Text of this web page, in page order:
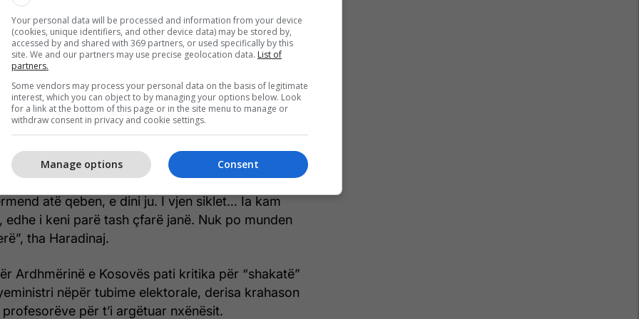
njëburimor, dymijë tenderë njëburimor.
është i paraparë në rast të ndonjë vërshimi,
ose ndonjë urgjence… Dy mijë tenderë
ka qejf të flasë dikush për tenderë njëburimor se
keni. Më sulmon mua, se nuk dëshiron të flasë
na është rritur çmimi dy herë. A ju ka ardhur
e energjisë e fryrë? Nuk ka qejf të flitet për
Ju e dini, s’kanë ardhur kurrë. Janë paguar, por
në Kosovë. I kanë dhënë milionat, por s’ka
një arsye tjetër, ai sidomos kur vjen në Klinë
atë qeben, e dini ju. I vjen siklet… Ia kam
edhe i keni parë tash çfarë janë. Nuk po munden
tha Haradinaj.
Ardhmërinë e Kosovës pati kritika për “shakatë”
nëpër tubime elektorale, derisa krahason
për t’i argëtuar nxënësit.
Your personal data will be processed and information from your device
(cookies, unique identifiers, and other device data) may be stored by,
accessed by and shared with 369 partners, or used specifically by this
site. We and our partners may use precise geolocation data. List of
partners.
Some vendors may process your personal data on the basis of legitimate
interest, which you can object to by managing your options below. Look
for a link at the bottom of this page or in the site menu to manage or
withdraw consent in privacy and cookie settings.
Consent
Manage options